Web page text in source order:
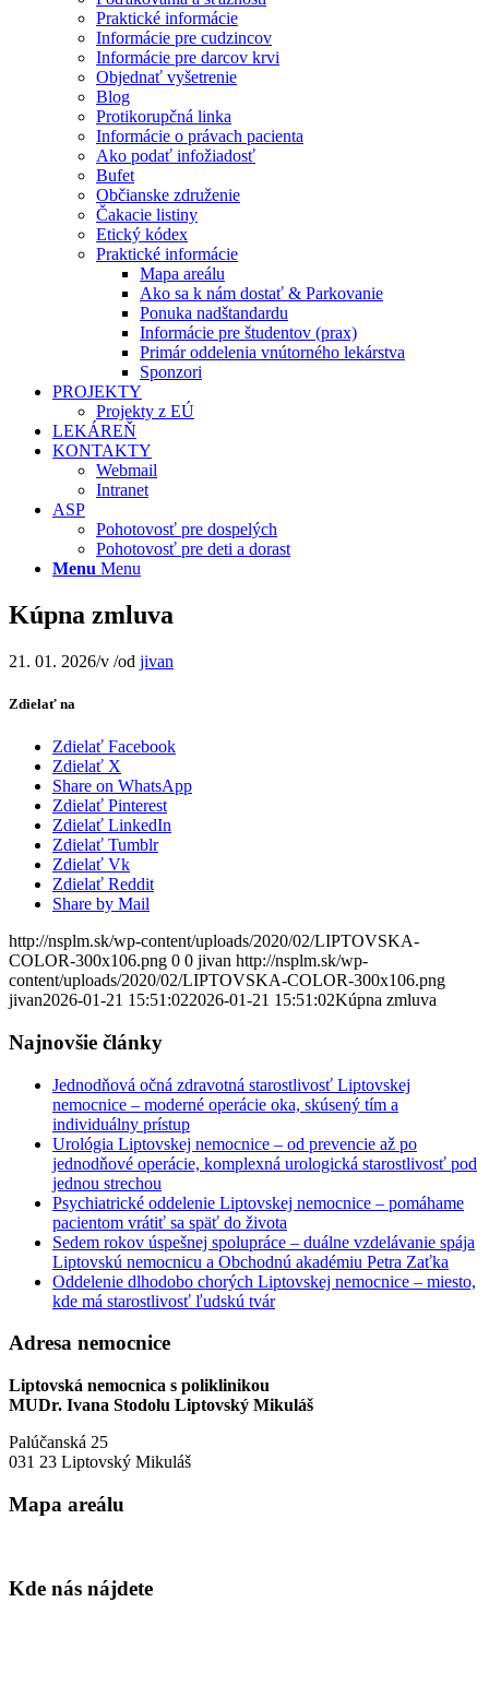
Praktické informácie
Informácie pre cudzincov
Informácie pre darcov krvi
Objednať vyšetrenie
Blog
Protikorupčná linka
Informácie o právach pacienta
Ako podať infožiadosť
Bufet
Občianske združenie
Čakacie listiny
Etický kódex
Praktické informácie
Mapa areálu
Ako sa k nám dostať & Parkovanie
Ponuka nadštandardu
Informácie pre študentov (prax)
Primár oddelenia vnútorného lekárstva
Sponzori
PROJEKTY
Projekty z EÚ
LEKÁREŇ
KONTAKTY
Webmail
Intranet
ASP
Pohotovosť pre dospelých
Pohotovosť pre deti a dorast
Menu Menu
Kúpna zmluva
21. 01. 2026/v /od jivan
Zdielať na
Zdielať Facebook
Zdielať X
Share on WhatsApp
Zdielať Pinterest
Zdielať LinkedIn
Zdielať Tumblr
Zdielať Vk
Zdielať Reddit
Share by Mail
http://nsplm.sk/wp-content/uploads/2020/02/LIPTOVSKA-
COLOR-300x106.png 0 0 jivan http://nsplm.sk/wp-
content/uploads/2020/02/LIPTOVSKA-COLOR-300x106.png
jivan2026-01-21 15:51:022026-01-21 15:51:02Kúpna zmluva
Najnovšie články
Jednodňová očná zdravotná starostlivosť Liptovskej
nemocnice – moderné operácie oka, skúsený tím a
individuálny prístup
Urológia Liptovskej nemocnice – od prevencie až po
jednodňové operácie, komplexná urologická starostlivosť pod
jednou strechou
Psychiatrické oddelenie Liptovskej nemocnice – pomáhame
pacientom vrátiť sa späť do života
Sedem rokov úspešnej spolupráce – duálne vzdelávanie spája
Liptovskú nemocnicu a Obchodnú akadémiu Petra Zaťka
Oddelenie dlhodobo chorých Liptovskej nemocnice – miesto,
kde má starostlivosť ľudskú tvár
Adresa nemocnice
Liptovská nemocnica s poliklinikou
MUDr. Ivana Stodolu Liptovský Mikuláš
Palúčanská 25
031 23 Liptovský Mikuláš
Mapa areálu
Kde nás nájdete